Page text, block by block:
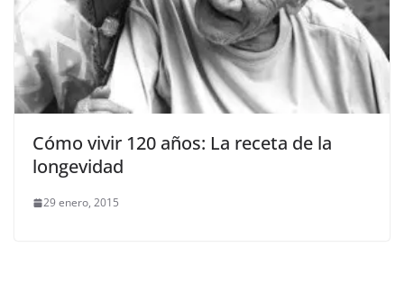
Cómo vivir 120 años: La receta de la
longevidad
29 enero, 2015